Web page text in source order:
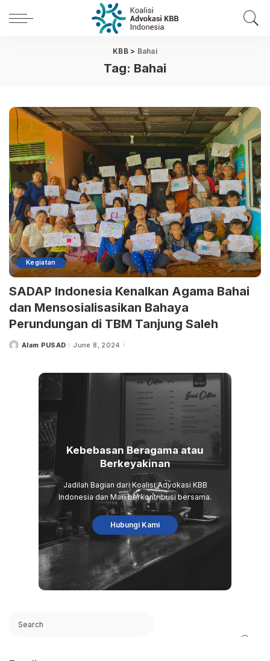
KBB> Bahai
Tag: Bahai
Kegiatan
SADAP Indonesia Kenalkan Agama Bahai
dan Mensosialisasikan Bahaya
Perundungan di TBM Tanjung Saleh
PostedAlam PUSAD June 8, 2024
Kebebasan Beragama atau
Berkeyakinan
Jadilah Bagian dari Koalisi Advokasi KBB
Indonesia dan Mari berkontribusi bersama.
Hubungi Kami